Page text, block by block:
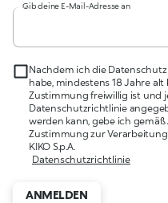
Gib deine E-Mail-Adresse an
Nachdem ich die
habe, mindestens 18 Jahre
Zustimmung freiwillig ist und
Datenschutzrichtlinie
werden kann, gebe ich gemäß
Zustimmung zur
KIKO S.p.A.
Datenschutzrichtlinie
ANMELDEN